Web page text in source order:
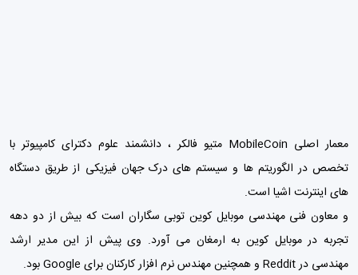
معمار اصلی MobileCoin متیو فالکر ، دانشمند علوم دكترای کامپیوتر با
تخصص در الگوریتم ها و سیستم های درک جهان فیزیکی از طریق دستگاه
های اینترنت اشیا است.
و معاون فنی مهندسی موبایل کوین توبی سگاران است که بیش از دو دهه
تجربه در موبایل کوین به ارمغان می آورد. وی پیش از این مدیر ارشد
مهندسی در Reddit و همچنین مهندس نرم افزار کارکنان برای Google بود.